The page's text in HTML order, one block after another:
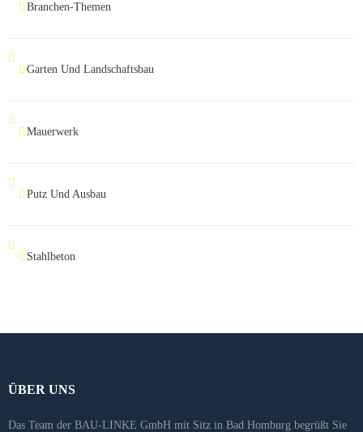
Branchen-Themen
Garten Und Landschaftsbau
Mauerwerk
Putz Und Ausbau
Stahlbeton
ÜBER UNS
Das Team der BAU-LINKE GmbH mit Sitz in Bad Homburg begrüßt Sie